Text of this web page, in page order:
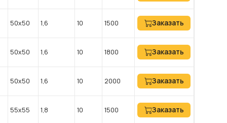
50х50 1,6 10 1500 Заказать
50х50 1,6 10 1800 Заказать
50х50 1,6 10 2000 Заказать
55х55 1,8 10 1500 Заказать